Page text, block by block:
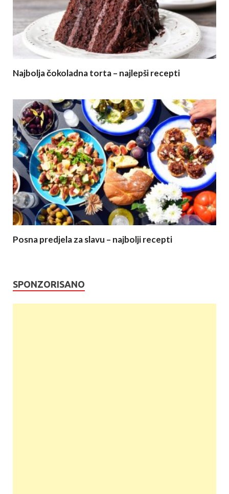
Najbolja čokoladna torta – najlepši recepti
Posna predjela za slavu – najbolji recepti
SPONZORISANO